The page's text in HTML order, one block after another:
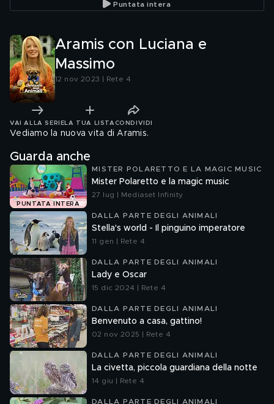
Puntata intera
Aramis con Luciana e
Massimo
12 nov 2023 | Rete 4
VAI ALLA SERIE LA TUA LISTA CONDIVIDI
Vediamo la nuova vita di Aramis.
Guarda anche
PUNTATA INTERA
MISTER POLARETTO E LA MAGIC MUSIC
Mister Polaretto e la magic music
27 lug | Mediaset Infinity
DALLA PARTE DEGLI ANIMALI
Stella's world - Il pinguino imperatore
11 gen | Rete 4
DALLA PARTE DEGLI ANIMALI
Lady e Oscar
15 dic 2024 | Rete 4
DALLA PARTE DEGLI ANIMALI
Benvenuto a casa, gattino!
02 nov 2025 | Rete 4
DALLA PARTE DEGLI ANIMALI
La civetta, piccola guardiana della notte
14 giu | Rete 4
DALLA PARTE DEGLI ANIMALI